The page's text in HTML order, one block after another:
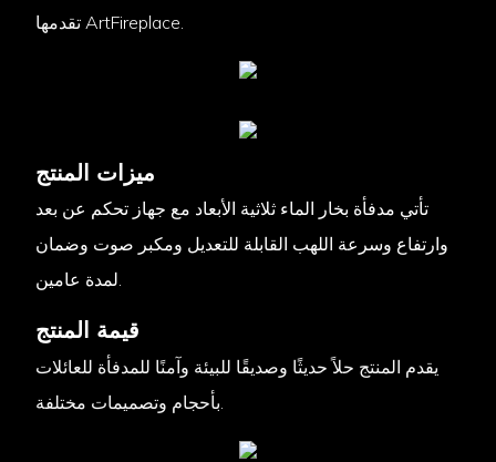
تقدمها ArtFireplace.
ميزات المنتج
تأتي مدفأة بخار الماء ثلاثية الأبعاد مع جهاز تحكم عن بعد
وارتفاع وسرعة اللهب القابلة للتعديل ومكبر صوت وضمان
لمدة عامين.
قيمة المنتج
يقدم المنتج حلاً حديثًا وصديقًا للبيئة وآمنًا للمدفأة للعائلات